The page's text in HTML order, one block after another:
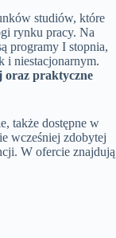
studiów, które
rynku pracy. Na
programy I stopnia,
i niestacjonarnym.
oraz praktyczne
także dostępne w
wcześniej zdobytej
W ofercie znajdują